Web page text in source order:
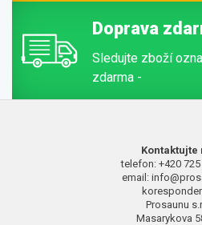
Doprava
Sledujte zboží
zdarma -
Kontaktujte
telefon: +420 725
email:
Prosaunu
Masarykova